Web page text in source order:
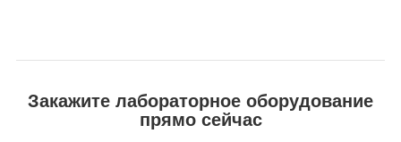
Закажите лабораторное оборудование
прямо сейчас